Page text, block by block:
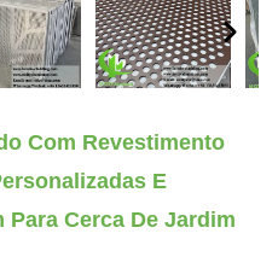
Com Revestimento
E
Para Cerca De Jardim